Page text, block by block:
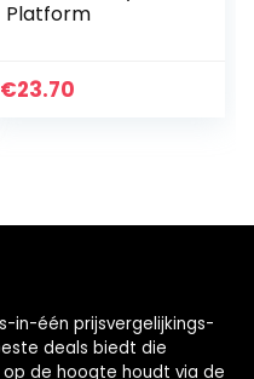
Platform
€23.70
in-één prijsvergelijkings-
deals biedt die
de hoogte houdt via de